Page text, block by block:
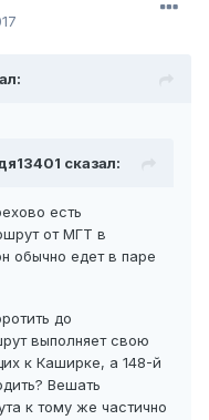
сказал:
есть
от МГТ в
обычно едет в паре
до
выполняет свою
к Каширке, а 148-й
Вешать
к тому же частично